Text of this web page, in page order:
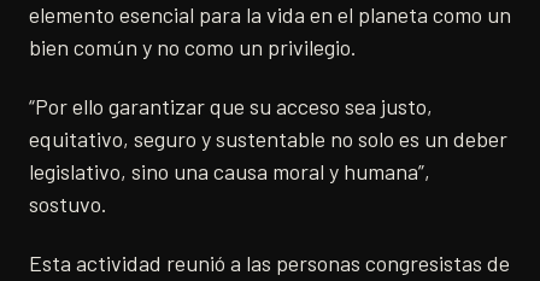
elemento esencial para la vida en el planeta como un
bien común y no como un privilegio.
“Por ello garantizar que su acceso sea justo,
equitativo, seguro y sustentable no solo es un deber
legislativo, sino una causa moral y humana”,
sostuvo.
Esta actividad reunió a las personas congresistas de